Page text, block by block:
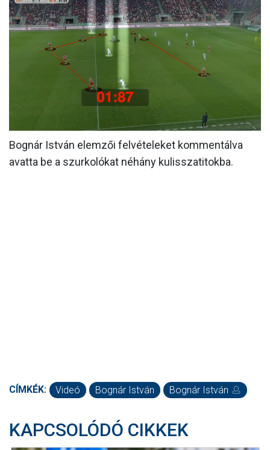
HÍREK
CSAPATOK
MÉRKŐZÉSEK
KLUB
GALÉRIA
SZURKOLÓI ÉLMÉNYEK
AKKREDITÁCIÓ
Bognár István elemzői felvételeket kommentálva
avatta be a szurkolókat néhány kulisszatitokba.
CÍMKÉK: Videó Bognár István Bognár István
KAPCSOLÓDÓ CIKKEK